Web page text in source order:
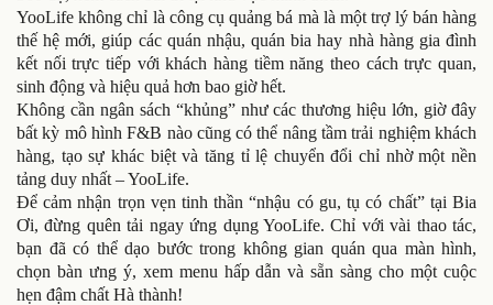
YooLife không chỉ là công cụ quảng bá mà là một trợ lý bán hàng
thế hệ mới, giúp các quán nhậu, quán bia hay nhà hàng gia đình
kết nối trực tiếp với khách hàng tiềm năng theo cách trực quan,
sinh động và hiệu quả hơn bao giờ hết.
Không cần ngân sách “khủng” như các thương hiệu lớn, giờ đây
bất kỳ mô hình F&B nào cũng có thể nâng tầm trải nghiệm khách
hàng, tạo sự khác biệt và tăng tỉ lệ chuyển đổi chỉ nhờ một nền
tảng duy nhất – YooLife.
Để cảm nhận trọn vẹn tinh thần “nhậu có gu, tụ có chất” tại Bia
Ơi, đừng quên tải ngay ứng dụng YooLife. Chỉ với vài thao tác,
bạn đã có thể dạo bước trong không gian quán qua màn hình,
chọn bàn ưng ý, xem menu hấp dẫn và sẵn sàng cho một cuộc
hẹn đậm chất Hà thành!